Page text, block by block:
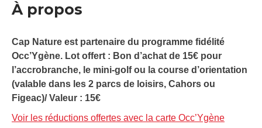
À propos
Cap Nature est partenaire du programme fidélité
Occ’Ygène. Lot offert : Bon d’achat de 15€ pour
l’accrobranche, le mini-golf ou la course d’orientation
(valable dans les 2 parcs de loisirs, Cahors ou
Figeac)/ Valeur : 15€
Voir les réductions offertes avec la carte Occ’Ygène